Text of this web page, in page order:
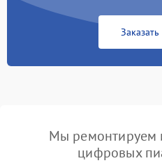
Мы ремонтируем
цифровых